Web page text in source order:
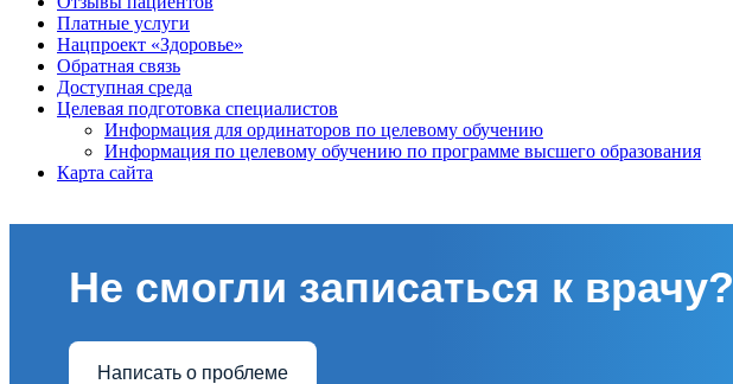
Платные услуги
Нацпроект «Здоровье»
Обратная связь
Доступная среда
Целевая подготовка специалистов
Информация для ординаторов по целевому обучению
Информация по целевому обучению по программе высшего образования
Карта сайта
Не смогли записаться к врачу?
Написать о проблеме